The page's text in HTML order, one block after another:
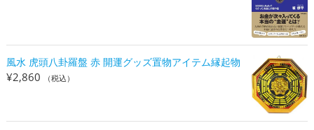
風水 虎頭八卦羅盤 赤 開運グッズ置物アイテム縁起物
¥2,860 （税込）